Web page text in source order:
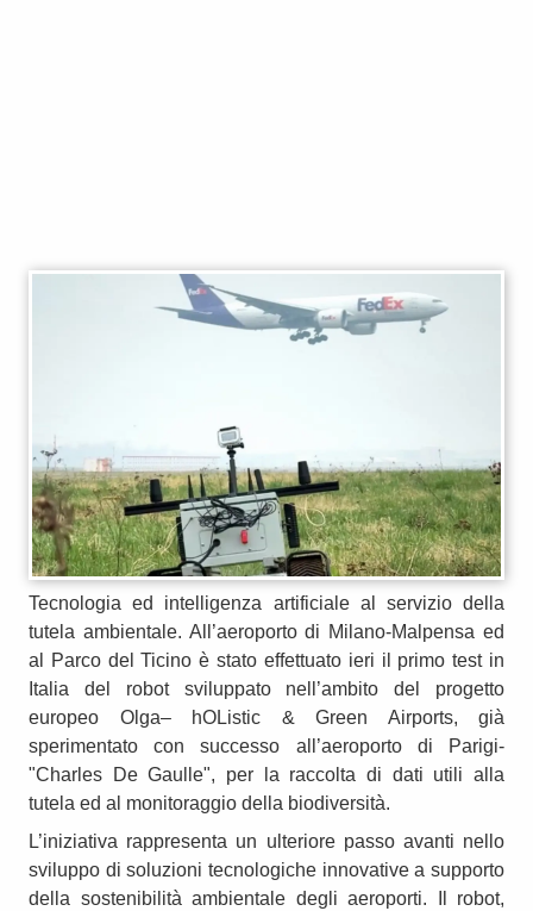
Tecnologia ed intelligenza artificiale al servizio della
tutela ambientale. All’aeroporto di Milano-Malpensa ed
al Parco del Ticino è stato effettuato ieri il primo test in
Italia del robot sviluppato nell’ambito del progetto
europeo Olga– hOListic & Green Airports, già
sperimentato con successo all’aeroporto di Parigi-
"Charles De Gaulle", per la raccolta di dati utili alla
tutela ed al monitoraggio della biodiversità.
L’iniziativa rappresenta un ulteriore passo avanti nello
sviluppo di soluzioni tecnologiche innovative a supporto
della sostenibilità ambientale degli aeroporti. Il robot,